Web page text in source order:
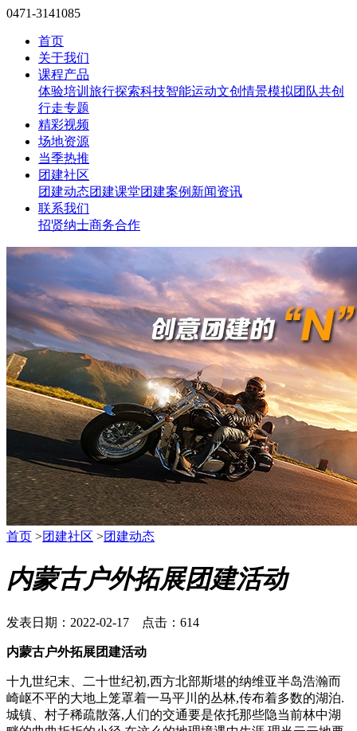
0471-3141085
首页
关于我们
课程产品
体验培训 旅行探索科技智能运动文创情景模拟团队共创
行走专题
精彩视频
场地资源
当季热推
团建社区
团建动态团建课堂团建案例 新闻资讯
联系我们
招贤纳士商务合作
首页 >团建社区 >团建动态
内蒙古户外拓展团建活动
发表日期：2022-02-17 点击：614
内蒙古户外拓展团建活动
十九世纪末、二十世纪初,西方北部斯堪的纳维亚半岛浩瀚而
崎岖不平的大地上笼罩着一马平川的丛林,传布着多数的湖泊.
城镇、村子稀疏散落,人们的交通要是依托那些隐当前林中湖